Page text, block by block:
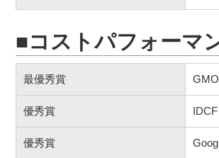
■コストパフォーマ
最優秀賞
優秀賞
優秀賞